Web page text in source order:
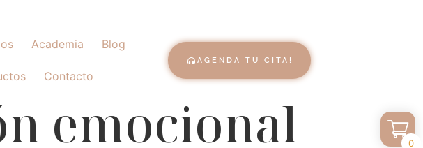
Academia Blog
Contacto
AGENDA TU CITA!
emocional 0